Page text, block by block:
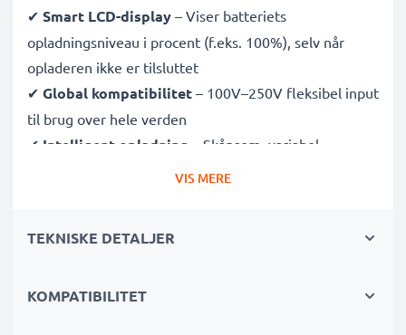
✔ Smart LCD-display – Viser batteriets
opladningsniveau i procent (f.eks. 100%), selv når
opladeren ikke er tilsluttet
✔ Global kompatibilitet – 100V–250V fleksibel input
til brug over hele verden
✔ Intelligent opladning – Skånsom, variabel
spænding forlænger batteriets levetid
og kortslutning
Kompakt & rejseklar
VIS MERE
TEKNISKE DETALJER
KOMPATIBILITET